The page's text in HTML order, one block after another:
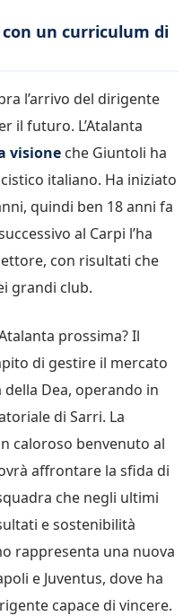
un curriculum di
l’arrivo del dirigente
il futuro. L’Atalanta
visione che Giuntoli ha
italiano. Ha iniziato
quindi ben 18 anni fa
al Carpi l’ha
con risultati che
grandi club.
prossima? Il
di gestire il mercato
Dea, operando in
di Sarri. La
caloroso benvenuto al
affrontare la sfida di
che negli ultimi
e sostenibilità
rappresenta una nuova
e Juventus, dove ha
capace di vincere.